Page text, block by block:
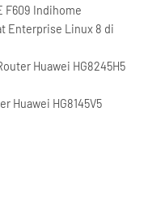
F609 Indihome
Enterprise Linux 8 di
Huawei HG8245H5
Huawei HG8145V5